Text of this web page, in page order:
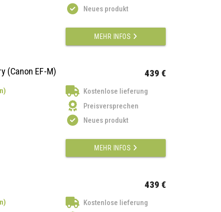
Neues produkt
MEHR INFOS
(Canon EF-M) 439 €
Kostenlose lieferung
Preisversprechen
Neues produkt
MEHR INFOS
439 €
Kostenlose lieferung